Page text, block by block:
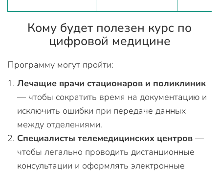
Кому будет полезен курс по
цифровой медицине
Программу могут пройти:
Лечащие врачи стационаров и поликлиник
— чтобы сократить время на документацию и
исключить ошибки при передаче данных
между отделениями.
Специалисты телемедицинских центров —
чтобы легально проводить дистанционные
консультации и оформлять электронные